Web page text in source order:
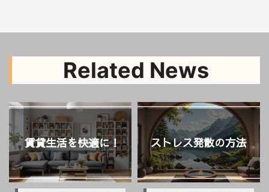
Related News